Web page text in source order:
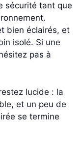
sécurité tant que
bien éclairés, et
isolé. Si une
pas à
lucide : la
et un peu de
se termine